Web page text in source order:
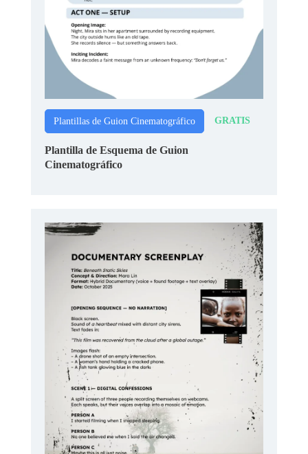
Plantillas de Guion Cinematográfico GRATIS
Plantilla de Esquema de Guion
Cinematográfico